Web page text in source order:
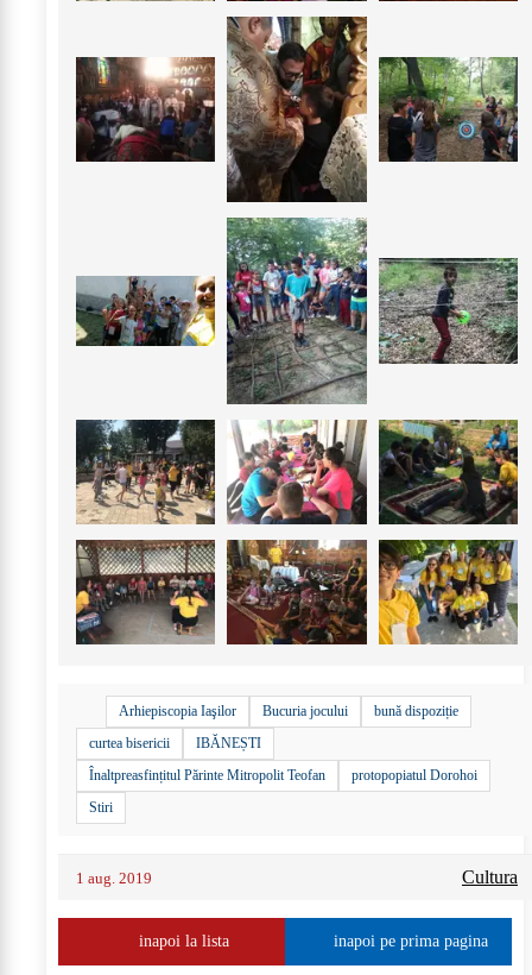
Arhiepiscopia Iaşilor Bucuria jocului
bună dispoziție
curtea bisericii
IBĂNEȘTI
Înaltpreasfințitul Părinte Mitropolit Teofan
protopopiatul Dorohoi
Stiri
1 aug. 2019 Cultura
inapoi la lista inapoi pe prima pagina